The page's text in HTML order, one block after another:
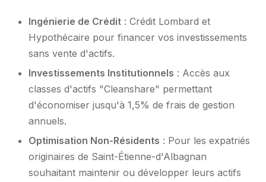
Ingénierie de Crédit : Crédit Lombard et
Hypothécaire pour financer vos investissements
sans vente d'actifs.
Investissements Institutionnels : Accès aux
classes d'actifs "Cleanshare" permettant
d'économiser jusqu'à 1,5% de frais de gestion
annuels.
Optimisation Non-Résidents : Pour les expatriés
originaires de Saint-Étienne-d'Albagnan
souhaitant maintenir ou développer leurs actifs